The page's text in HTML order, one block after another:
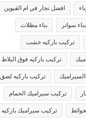
افضل نجار في ام القيوين
بناء سواتر بناء مظلات
تركيب باركيه خشب
تركيب باركيه فوق البلاط
تركيب باركيه لصق
تركيب سيراميك الحمام
تركيب سيراميك باركيه